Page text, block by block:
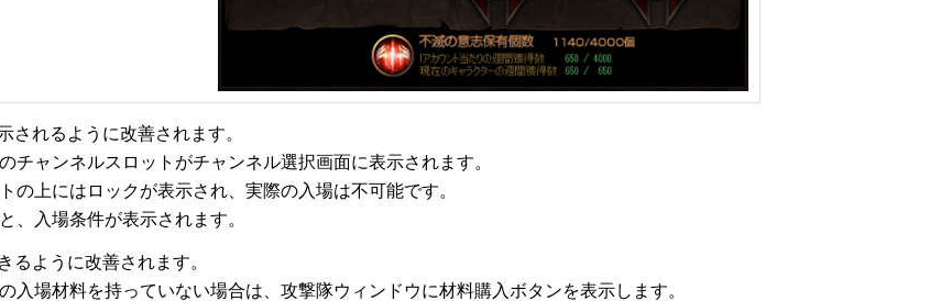
されるように改善されます。
チャンネルスロットがチャンネル選択画面に表示されます。
の上にはロックが表示され、実際の入場は不可能です。
、入場条件が表示されます。
るように改善されます。
入場材料を持っていない場合は、攻撃隊ウィンドウに材料購入ボタンを表示します。